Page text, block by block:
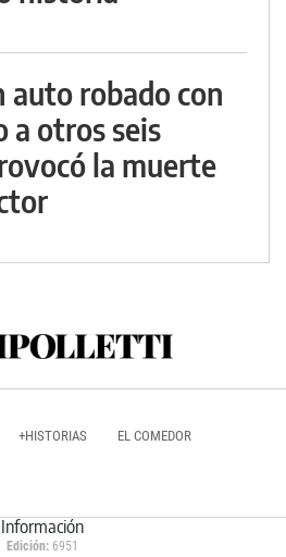
auto robado con
a otros seis
la muerte
+HISTORIAS EL COMEDOR
Información
Edición: 6951